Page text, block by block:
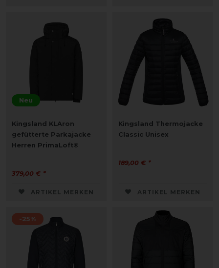
Neu
Kingsland KLAron
gefütterte Parkajacke
Herren PrimaLoft®
379,00 € *
ARTIKEL MERKEN
Kingsland Thermojacke
Classic Unisex
189,00 € *
ARTIKEL MERKEN
-25%